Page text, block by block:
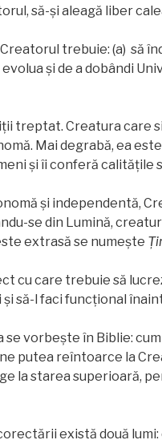
să-și aleagă liber
trebuie: (a) să
și de a dobândi
treptat. Creatura care
Mai degrabă, ea
și îi conferă calitățile
și independentă,
se din Lumină,
extrasă se numește
cu care trebuie să
să-l faci funcţional
se vorbeşte în Biblie:
putea reîntoarce la
la starea superioară,
există două